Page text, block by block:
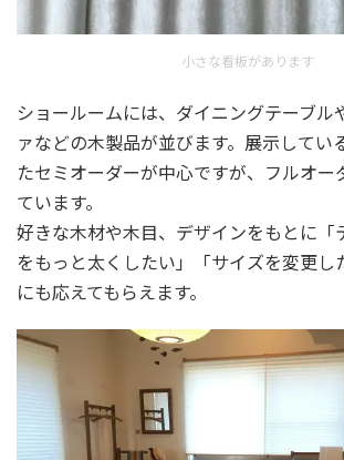
小さな看板があります
ショールームには、ダイニングテーブル
ァなどの木製品が並びます。展示してい
たセミオーダーが中心ですが、フルオー
ています。
好きな木材や木目、デザインをもとに「
をもっと太くしたい」「サイズを変更し
にも応えてもらえます。